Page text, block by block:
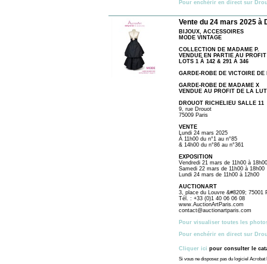
Pour enchérir en direct sur
Vente du 24 mars 2025 à
BIJOUX, ACCESSOIRES
MODE VINTAGE
COLLECTION DE MADAME P.
VENDUE EN PARTIE AU
LOTS 1 À 142 & 291 À 346
GARDE-ROBE DE VICTOIRE DE
GARDE-ROBE DE MADAME X
VENDUE AU PROFIT DE LA
DROUOT RICHELIEU SALLE 11
9, rue Drouot
75009 Paris
VENTE
Lundi 24 mars 2025
À 11h00 du n°1 au n°85
& 14h00 du n°86 au n°361
EXPOSITION
Vendredi 21 mars de 11h00 à 18h00
Samedi 22 mars de 11h00 à 18h00
Lundi 24 mars de 11h00 à 12h00
AUCTIONART
3, place du Louvre &#8209; 75001
Tél. : +33 (0)1 40 06 06 08
www.AuctionArtParis.com
contact@auctionartparis.com
Pour visualiser toutes les
Pour enchérir en direct sur
Cliquer ici pour consulter le
Si vous ne disposez pas du logiciel